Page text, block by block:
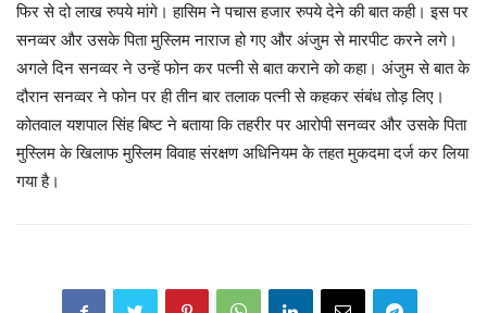
फिर से दो लाख रुपये मांगे। हासिम ने पचास हजार रुपये देने की बात कही। इस पर
सनव्वर और उसके पिता मुस्लिम नाराज हो गए और अंजुम से मारपीट करने लगे।
अगले दिन सनव्वर ने उन्हें फोन कर पत्नी से बात कराने को कहा। अंजुम से बात के
दौरान सनव्वर ने फोन पर ही तीन बार तलाक पत्नी से कहकर संबंध तोड़ लिए।
कोतवाल यशपाल सिंह बिष्ट ने बताया कि तहरीर पर आरोपी सनव्वर और उसके पिता
मुस्लिम के खिलाफ मुस्लिम विवाह संरक्षण अधिनियम के तहत मुकदमा दर्ज कर लिया
गया है।